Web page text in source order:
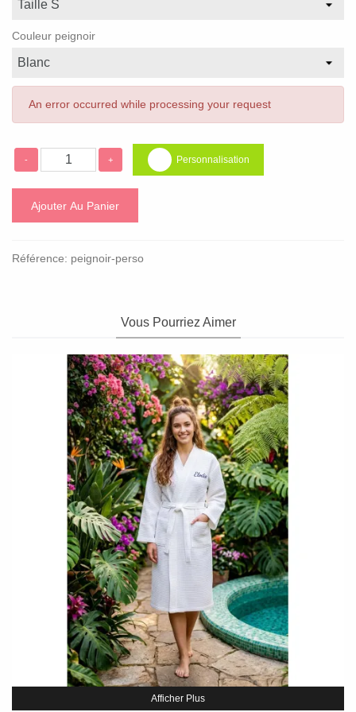
Couleur peignoir
An error occurred while processing your request
- + Personnalisation
Ajouter Au Panier
Référence: peignoir-perso
Vous Pourriez Aimer
Afficher Plus